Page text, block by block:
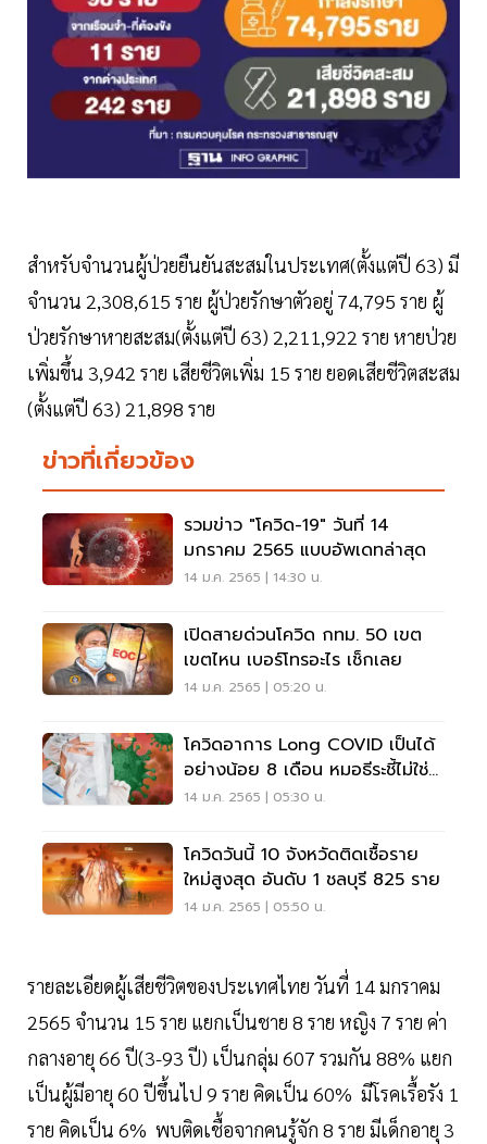
สำหรับจำนวนผู้ป่วยยืนยันสะสมในประเทศ(ตั้งแต่ปี 63) มี
จำนวน 2,308,615 ราย ผู้ป่วยรักษาตัวอยู่ 74,795 ราย ผู้
ป่วยรักษาหายสะสม(ตั้งแต่ปี 63) 2,211,922 ราย หายป่วย
เพิ่มขึ้น 3,942 ราย เสียชีวิตเพิ่ม 15 ราย ยอดเสียชีวิตสะสม
(ตั้งแต่ปี 63) 21,898 ราย
ข่าวที่เกี่ยวข้อง
รวมข่าว "โควิด-19" วันที่ 14
มกราคม 2565 แบบอัพเดทล่าสุด
14 ม.ค. 2565 | 14:30 น.
เปิดสายด่วนโควิด กทม. 50 เขต
เขตไหน เบอร์โทรอะไร เช็กเลย
14 ม.ค. 2565 | 05:20 น.
โควิดอาการ Long COVID เป็นได้
อย่างน้อย 8 เดือน หมอธีระชี้ไม่ใช่
รักษาแล้วจบ
14 ม.ค. 2565 | 05:30 น.
โควิดวันนี้ 10 จังหวัดติดเชื้อราย
ใหม่สูงสุด อันดับ 1 ชลบุรี 825 ราย
14 ม.ค. 2565 | 05:50 น.
รายละเอียดผู้เสียชีวิตของประเทศไทย วันที่ 14 มกราคม
2565 จำนวน 15 ราย แยกเป็นชาย 8 ราย หญิง 7 ราย ค่า
กลางอายุ 66 ปี(3-93 ปี) เป็นกลุ่ม 607 รวมกัน 88% แยก
เป็นผู้มีอายุ 60 ปีขึ้นไป 9 ราย คิดเป็น 60% มีโรคเรื้อรัง 1
ราย คิดเป็น 6% พบติดเชื้อจากคนรู้จัก 8 ราย มีเด็กอายุ 3